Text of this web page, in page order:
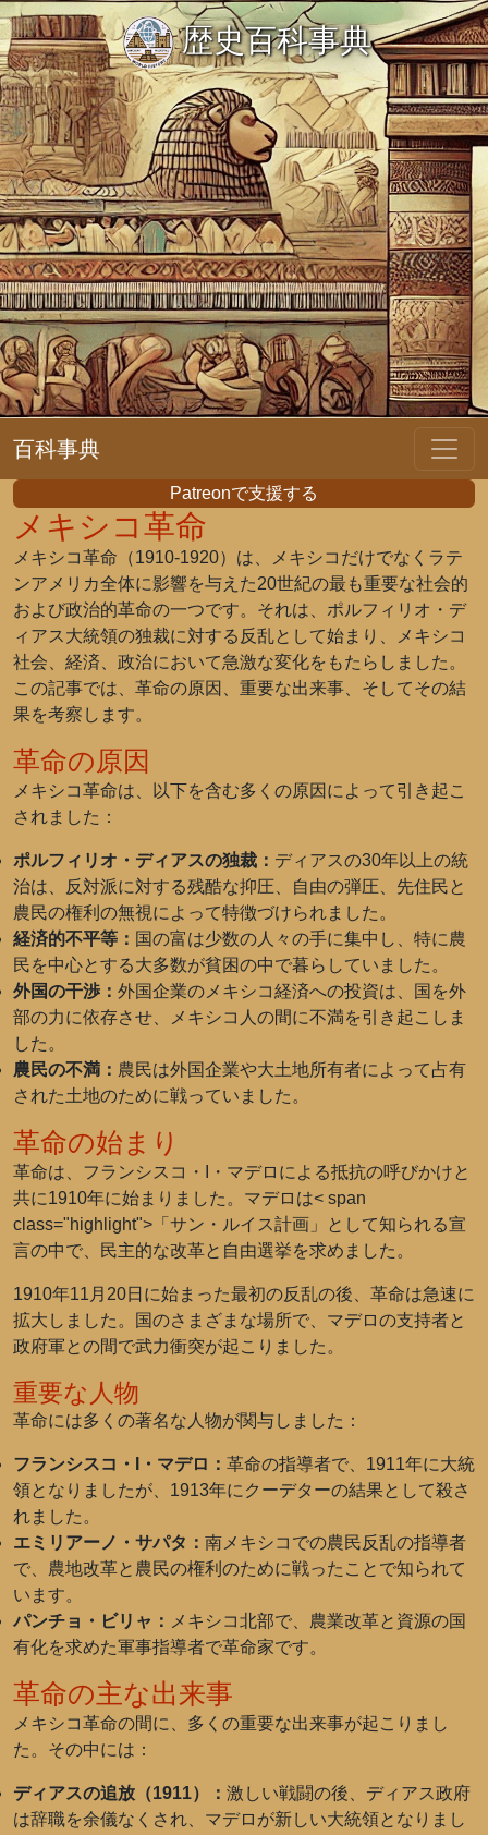
歴史百科事典
百科事典
Patreonで支援する
メキシコ革命
メキシコ革命（1910-1920）は、メキシコだけでなくラテ
ンアメリカ全体に影響を与えた20世紀の最も重要な社会的
および政治的革命の一つです。それは、ポルフィリオ・デ
ィアス大統領の独裁に対する反乱として始まり、メキシコ
社会、経済、政治において急激な変化をもたらしました。
この記事では、革命の原因、重要な出来事、そしてその結
果を考察します。
革命の原因
メキシコ革命は、以下を含む多くの原因によって引き起こ
されました：
ポルフィリオ・ディアスの独裁： ディアスの30年以上の統
治は、反対派に対する残酷な抑圧、自由の弾圧、先住民と
農民の権利の無視によって特徴づけられました。
経済的不平等： 国の富は少数の人々の手に集中し、特に農
民を中心とする大多数が貧困の中で暮らしていました。
外国の干渉： 外国企業のメキシコ経済への投資は、国を外
部の力に依存させ、メキシコ人の間に不満を引き起こしま
した。
農民の不満： 農民は外国企業や大土地所有者によって占有
された土地のために戦っていました。
革命の始まり
革命は、 フランシスコ・I・マデロ による抵抗の呼びかけと
共に1910年に始まりました。マデロは< span
class="highlight">「サン・ルイス計画」として知られる宣
言の中で、民主的な改革と自由選挙を求めました。
1910年11月20日に始まった最初の反乱の後、革命は急速に
拡大しました。国のさまざまな場所で、マデロの支持者と
政府軍との間で武力衝突が起こりました。
重要な人物
革命には多くの著名な人物が関与しました：
フランシスコ・I・マデロ： 革命の指導者で、1911年に大統
領となりましたが、1913年にクーデターの結果として殺さ
れました。
エミリアーノ・サパタ： 南メキシコでの農民反乱の指導者
で、農地改革と農民の権利のために戦ったことで知られて
います。
パンチョ・ビリャ： メキシコ北部で、農業改革と資源の国
有化を求めた軍事指導者で革命家です。
革命の主な出来事
メキシコ革命の間に、多くの重要な出来事が起こりまし
た。その中には：
ディアスの追放（1911）： 激しい戦闘の後、ディアス政府
は辞職を余儀なくされ、マデロが新しい大統領となりまし